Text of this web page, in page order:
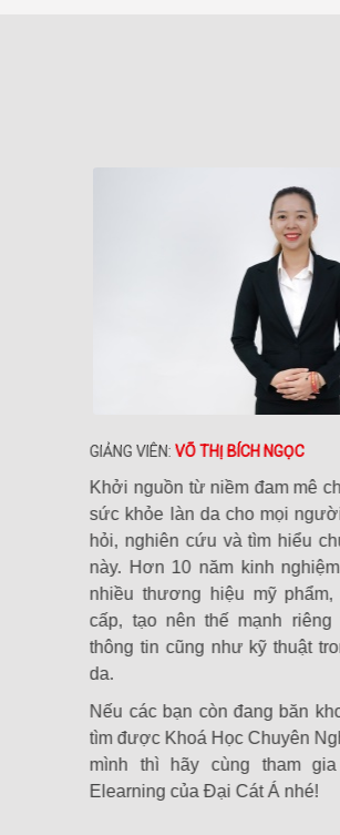
GIẢNG VIÊN: VÕ THỊ BÍCH NGỌC
Khởi nguồn từ niềm đam mê
sức khỏe làn da cho mọi
hỏi, nghiên cứu và tìm hiểu
này. Hơn 10 năm kinh
nhiều thương hiệu mỹ
cấp, tạo nên thế mạnh riêng
thông tin cũng như kỹ thuật
da.
Nếu các bạn còn đang băn
tìm được Khoá Học Chuyên
mình thì hãy cùng tham
Elearning của Đại Cát Á nhé!